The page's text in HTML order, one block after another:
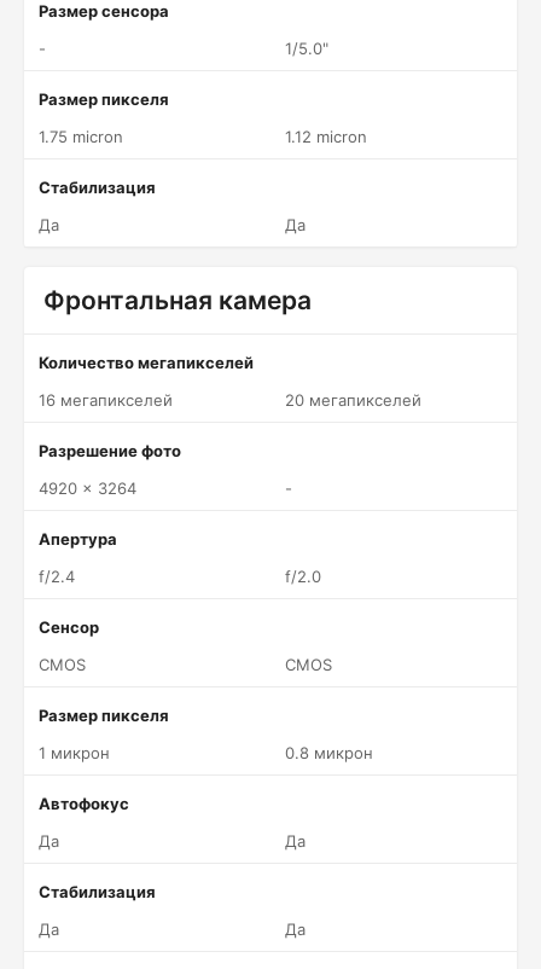
Размер сенсора
-
1/5.0"
Размер пикселя
1.75 micron
1.12 micron
Стабилизация
Да
Да
Фронтальная камера
Количество мегапикселей
16 мегапикселей
20 мегапикселей
Разрешение фото
4920 x 3264
-
Апертура
f/2.4
f/2.0
Сенсор
CMOS
CMOS
Размер пикселя
1 микрон
0.8 микрон
Автофокус
Да
Да
Стабилизация
Да
Да